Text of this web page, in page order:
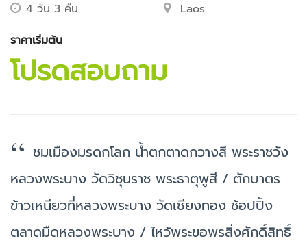
4 วัน 3 คืน
Laos
ราคาเริ่มต้น
โปรดสอบถาม
ชมเมืองมรดกโลก น้ำตกตาดกวางสี พระราชวัง
หลวงพระบาง วัดวิชุนราช พระธาตุพูสี / ตักบาตร
ข้าวเหนียวที่หลวงพระบาง วัดเซียงทอง ช้อปปิ้ง
ตลาดมืดหลวงพระบาง / ไหว้พระขอพรสิ่งศักดิ์สิทธิ์